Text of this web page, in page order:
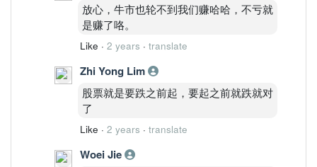
放心，牛市也轮不到我们赚哈哈，不亏就
是赚了咯。
Like · 2 years · translate
Zhi Yong Lim
股票就是要跌之前起，要起之前就跌就对
了
Like · 2 years · translate
Woei Jie